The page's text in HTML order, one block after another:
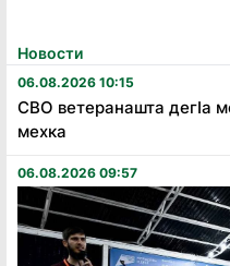
Новости
06.08.2026 10:15
СВО ветеранашта дегӏа
мехка
06.08.2026 09:57